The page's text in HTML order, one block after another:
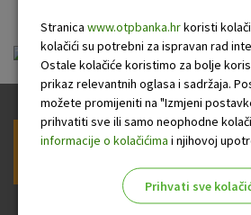
O nama Dnevno financijsko
Prijava na newsletter OTP banke
Stranica www.otpbanka.hrkoristi
kolačići su potrebni za ispravan rad
Ostale kolačiće koristimo za bolje
prikaz relevantnih oglasa i sadržaja.
možete promijeniti na "Izmjeni
prihvatiti sve ili samo neophodne
informacije o kolačićima i njihovoj
Prihvati sve